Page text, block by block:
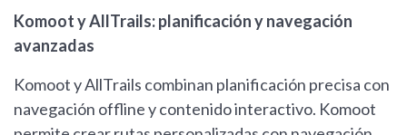
Komoot y AllTrails: planificación y navegación
avanzadas
Komoot y AllTrails combinan planificación precisa con
navegación offline y contenido interactivo. Komoot